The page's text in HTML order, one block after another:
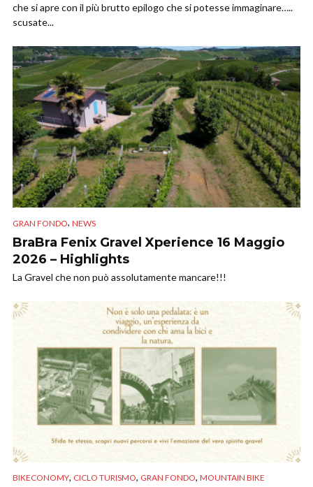
che si apre con il più brutto epilogo che si potesse immaginare…..
scusate...
GRAN FONDO, NEWS
BraBra Fenix Gravel Xperience 16 Maggio
2026 – Highlights
La Gravel che non può assolutamente mancare!!!
BIKECONOMY, CICLO TURISMO, GRAN FONDO, MOUNTAIN BIKE